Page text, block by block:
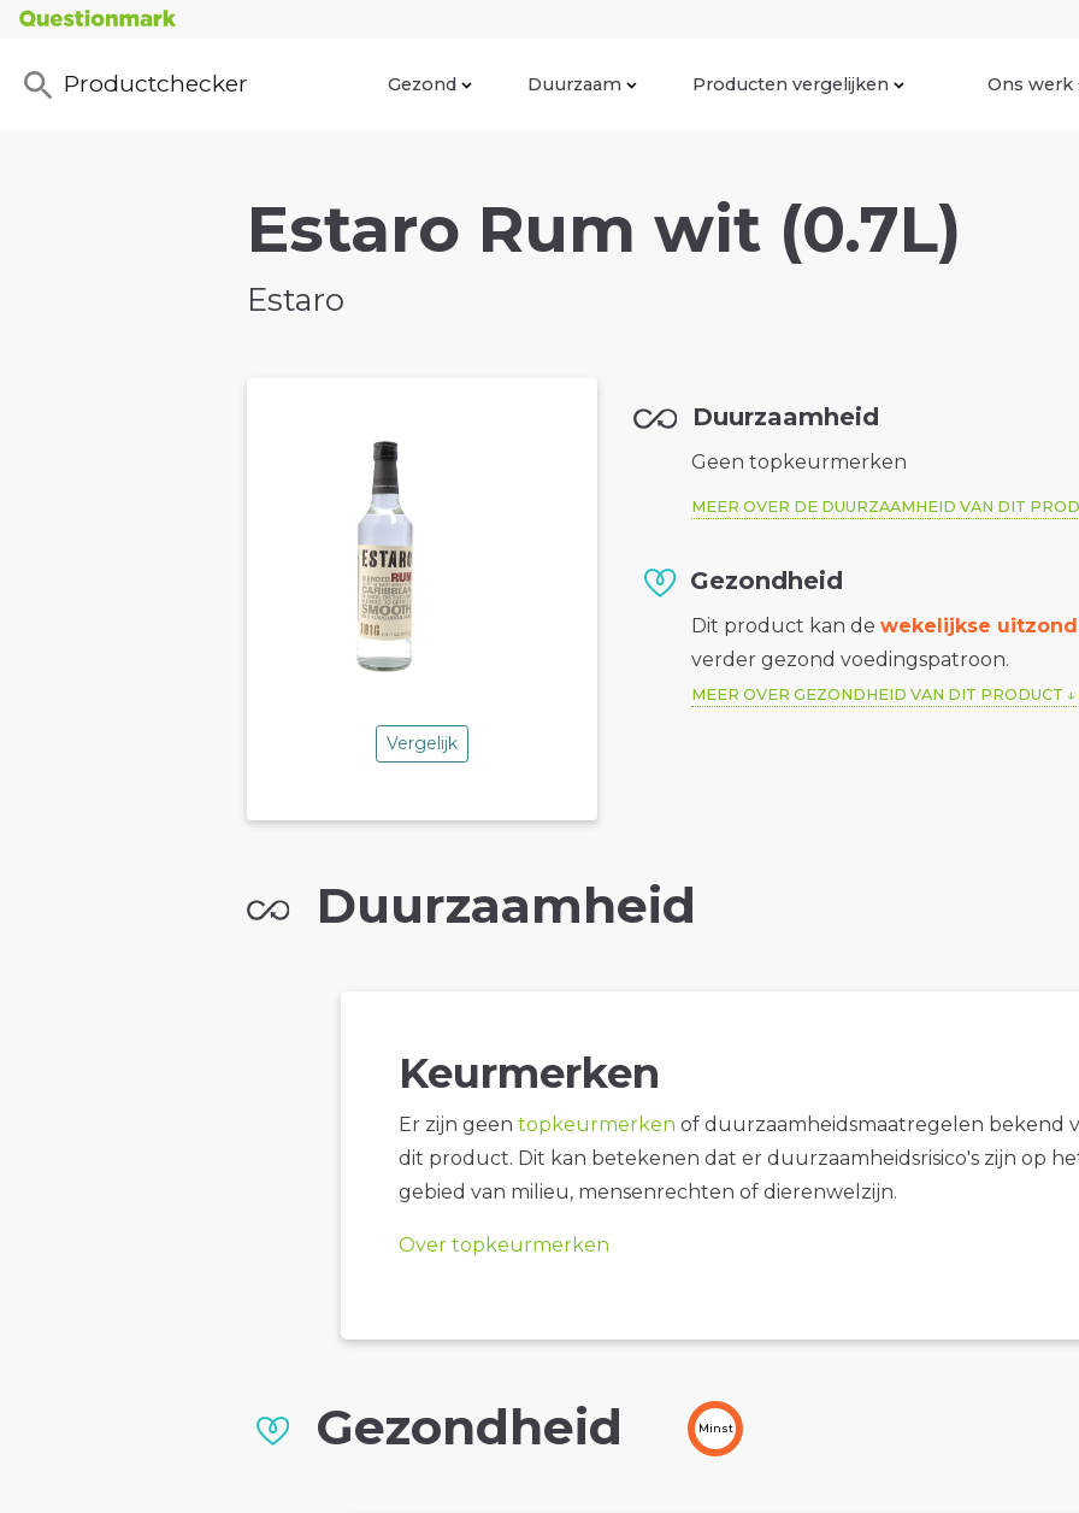
Productchecker Gezond Duurzaam Producten vergelijken Ons werk
Estaro Rum wit (0.7L)
Estaro
Vergelijk
Duurzaamheid
Geen topkeurmerken
MEER OVER DE DUURZAAMHEID VAN DIT
Gezondheid
Dit product kan dewekelijkse
verder gezond voedingspatroon.
MEER OVER GEZONDHEID VAN DIT PRODUCT
Duurzaamheid
Keurmerken
Er zijn geen topkeurmerken of duurzaamheidsmaatregelen bekend
dit product. Dit kan betekenen dat er duurzaamheidsrisico's zijn op
gebied van milieu, mensenrechten of dierenwelzijn.
Over topkeurmerken
Gezondheid Minst